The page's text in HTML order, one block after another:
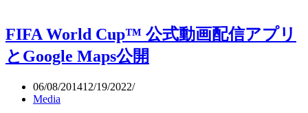
の
運
転、
帯
FIFA World Cup™ 公式動画配信アプリ
とGoogle Maps公開
06/08/201412/19/2022
Media